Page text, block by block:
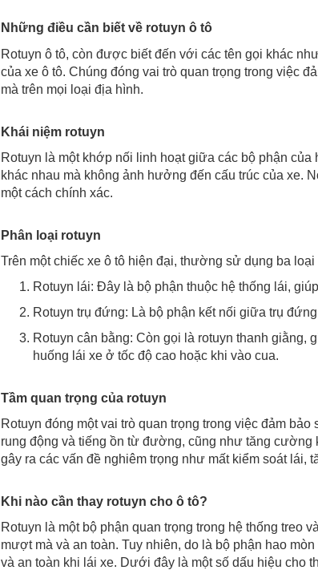
Những điều cần biết về rotuyn ô tô
Rotuyn ô tô, còn được biết đến với các tên gọi khác
của xe ô tô. Chúng đóng vai trò quan trọng trong việc
mà trên mọi loại địa hình.
Khái niệm rotuyn
Rotuyn là một khớp nối linh hoạt giữa các bộ phận
khác nhau mà không ảnh hưởng đến cấu trúc của xe.
một cách chính xác.
Phân loại rotuyn
Trên một chiếc xe ô tô hiện đại, thường sử dụng ba loại
Rotuyn lái: Đây là bộ phận thuộc hệ thống lái,
Rotuyn trụ đứng: Là bộ phận kết nối giữa trụ
Rotuyn cân bằng: Còn gọi là rotuyn thanh giằng,
huống lái xe ở tốc độ cao hoặc khi vào cua.
Tầm quan trọng của rotuyn
Rotuyn đóng một vai trò quan trọng trong việc đảm
rung động và tiếng ồn từ đường, cũng như tăng cường
gây ra các vấn đề nghiêm trọng như mất kiểm soát lái,
Khi nào cần thay rotuyn cho ô tô?
Rotuyn là một bộ phận quan trọng trong hệ thống treo
mượt mà và an toàn. Tuy nhiên, do là bộ phận hao
và an toàn khi lái xe. Dưới đây là một số dấu hiệu cho